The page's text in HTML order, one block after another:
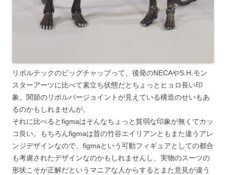
リボルテックのビッグチャップって、後発のNECAやS.H.モン
スターアーツに比べて素立ち状態だとちょっとヒョロ長い印
象。関節のリボルバージョイントが見えている構造のせいもあ
るのかもしれませんが。
それに比べるとfigmaはそんなちょっと貧弱な印象が無くてカッ
コ良い。もちろんfigmaは昔の竹谷エイリアンともまた違うアレ
ンジデザインなので、figmaという可動フィギュアとしての都合
も考慮されたデザインなのかもしれませんし、実物のスーツの
形状こそが正解だというマニアな人からするとまた意見が違う